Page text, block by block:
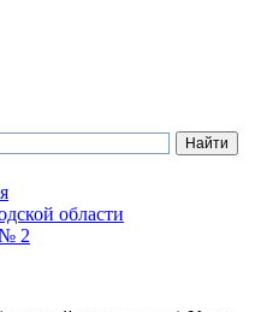
области
2